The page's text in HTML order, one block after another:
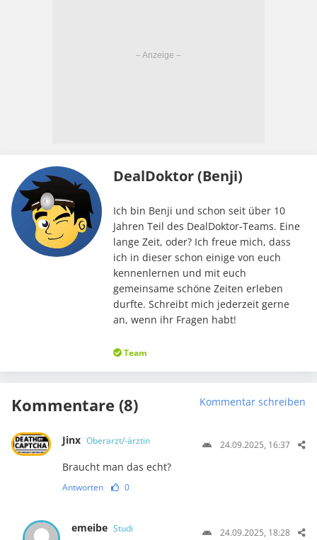
DealDoktor (Benji)
Ich bin Benji und schon seit über 10
Jahren Teil des DealDoktor-Teams. Eine
lange Zeit, oder? Ich freue mich, dass
ich in dieser schon einige von euch
kennenlernen und mit euch
gemeinsame schöne Zeiten erleben
durfte. Schreibt mich jederzeit gerne
an, wenn ihr Fragen habt!
Team
Kommentare (8) Kommentar schreiben
Jinx Oberarzt/-ärztin 24.09.2025, 16:37
Braucht man das echt?
Antworten 0
emeibe Studi 24.09.2025, 18:28